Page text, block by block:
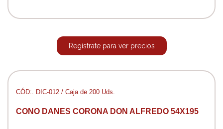
Regístrate para ver precios
CÓD:. DIC-012 / Caja de 200 Uds.
CONO DANES CORONA DON ALFREDO 54X195